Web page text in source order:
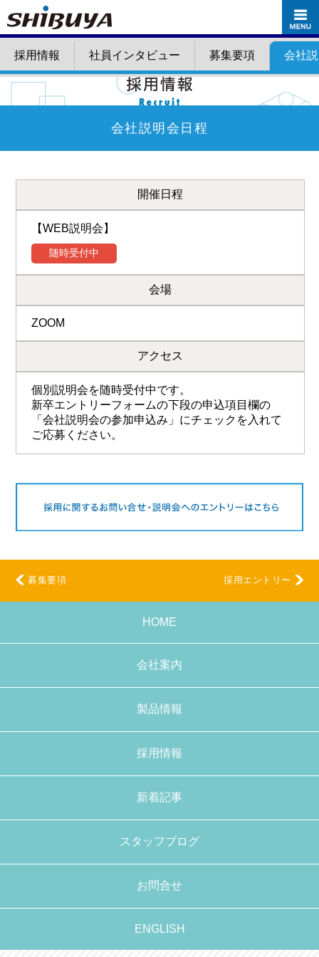
採用情報 社員インタビュー 募集要項 会社
会社説明会日程
開催日程
【WEB説明会】
随時受付中
会場
ZOOM
アクセス
個別説明会を随時受付中です。
新卒エントリーフォームの下段の申込項目欄の
「会社説明会の参加申込み」にチェックを入れて
ご応募ください。
募集要項 採用エントリー
HOME
会社案内
製品情報
採用情報
新着記事
スタッフブログ
お問合せ
ENGLISH